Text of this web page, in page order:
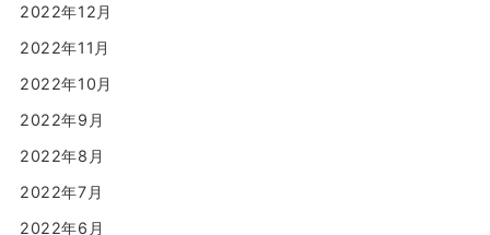
2022年12月
2022年11月
2022年10月
2022年9月
2022年8月
2022年7月
2022年6月